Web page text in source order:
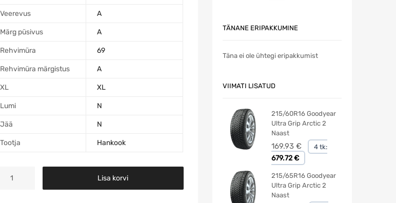
Veerevus A
Märg püsivus A
Rehvimüra 69
Rehvimüra märgistus A
XL XL
Lumi N
Jää N
Tootja Hankook
Lisa korvi
TÄNANE ERIPAKKUMINE
Täna ei ole ühtegi eripakkumist
VIIMATI LISATUD
215/60R16 Goodyear
Ultra Grip Arctic 2
Naast
169.93 € 4 tk:
679.72 €
215/65R16 Goodyear
Ultra Grip Arctic 2
Naast